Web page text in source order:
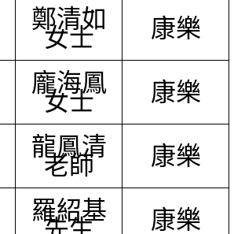
鄭清如
女士 康樂
龐海鳳
女士 康樂
龍鳳清
老師 康樂
羅紹基 康樂